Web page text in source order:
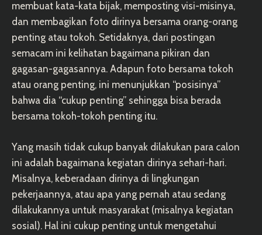
membuat kata-kata bijak, memposting visi-misinya,
dan membagikan foto dirinya bersama orang-orang
penting atau tokoh. Setidaknya, dari postingan
semacam ini kelihatan bagaimana pikiran dan
gagasan-gagasannya. Adapun foto bersama tokoh
atau orang penting, ini menunjukkan “posisinya”
bahwa dia “cukup penting” sehingga bisa berada
bersama tokoh-tokoh penting itu.
Yang masih tidak cukup banyak dilakukan para calon
ini adalah bagaimana kegiatan dirinya sehari-hari.
Misalnya, keberadaan dirinya di lingkungan
pekerjaannya, atau apa yang pernah atau sedang
dilakukannya untuk masyarakat (misalnya kegiatan
sosial). Hal ini cukup penting untuk mengetahui